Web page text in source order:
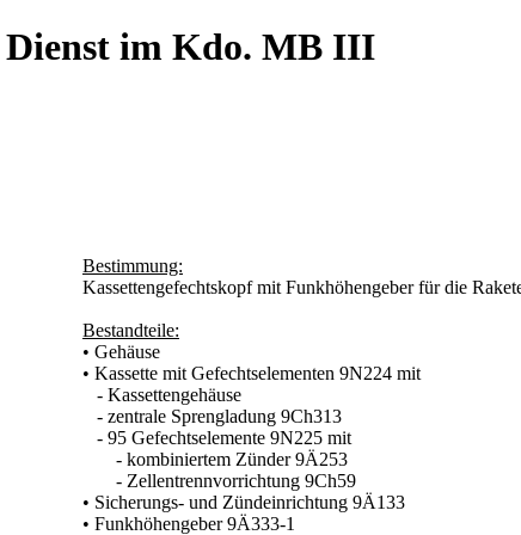
Dienst im Kdo. MB III
Bestimmung:
Kassettengefechtskopf mit Funkhöhengeber für die
Bestandteile:
• Gehäuse
• Kassette mit Gefechtselementen 9N224 mit
- Kassettengehäuse
- zentrale Sprengladung 9Ch313
- 95 Gefechtselemente 9N225 mit
- kombiniertem Zünder 9Ä253
- Zellentrennvorrichtung 9Ch59
• Sicherungs- und Zündeinrichtung 9Ä133
• Funkhöhengeber 9Ä333-1